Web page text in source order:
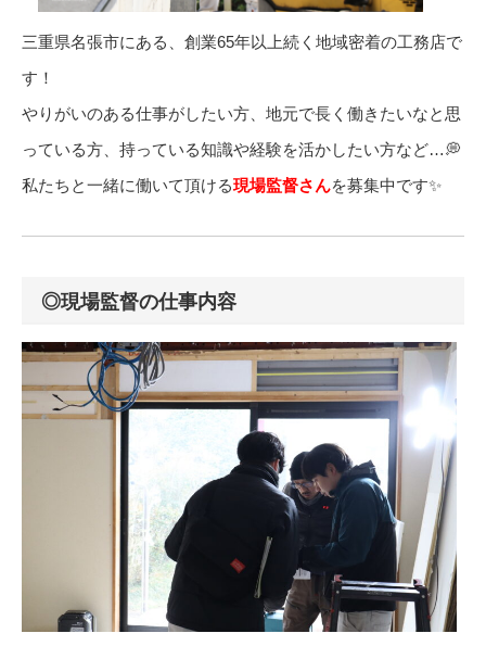
三重県名張市にある、創業65年以上続く地域密着の工務店で
す！
やりがいのある仕事がしたい方、地元で長く働きたいなと思
っている方、持っている知識や経験を活かしたい方など…💭
私たちと一緒に働いて頂ける現場監督さんを募集中です✨
◎現場監督の仕事内容